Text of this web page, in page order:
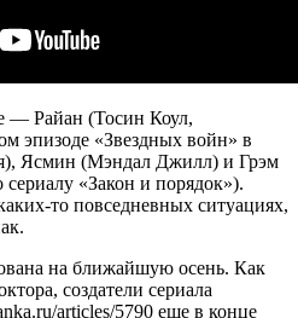
— Райан (Тосин Коул,
эпизоде «Звездных войн» в
Ясмин (Мэндал Джилл) и Грэм
«Закон и порядок»).
то повседневных ситуациях,
на ближайшую осень. Как
создатели сериала
articles/5790 еще в конце